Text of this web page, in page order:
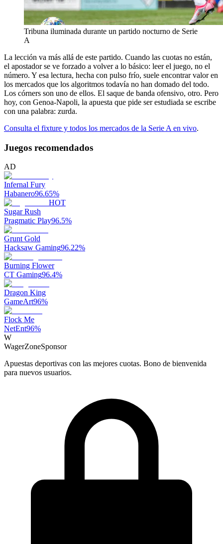
Tribuna iluminada durante un partido nocturno de Serie
A
La lección va más allá de este partido. Cuando las cuotas no están,
el apostador se ve forzado a volver a lo básico: leer el juego, no el
número. Y esa lectura, hecha con pulso frío, suele encontrar valor en
los mercados que los algoritmos todavía no han domado del todo.
Los córners son uno de ellos. El saque de banda ofensivo, otro. Pero
hoy, con Genoa-Napoli, la apuesta que pide ser estudiada se escribe
con una palabra: zurda.
Consulta el fixture y todos los mercados de la Serie A en vivo.
Juegos recomendados
AD
Infernal Fury
Habanero96.65%
HOT
Sugar Rush
Pragmatic Play96.5%
Grunt Gold
Hacksaw Gaming96.22%
Burning Flower
CT Gaming96.4%
Dragon King
GameArt96%
Flock Me
NetEnt96%
W
WagerZoneSponsor
Apuestas deportivas con las mejores cuotas. Bono de bienvenida
para nuevos usuarios.